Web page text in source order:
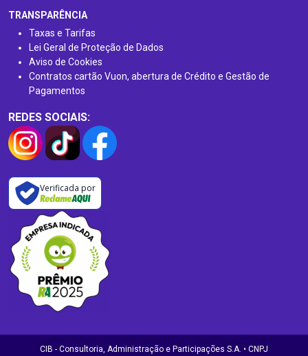
TRANSPARÊNCIA
Taxas e Tarifas
Lei Geral de Proteção de Dados
Aviso de Cookies
Contratos cartão Vuon, abertura de Crédito e Gestão de
Pagamentos
REDES SOCIAIS:
Verificada por
CIB - Consultoria, Administração e Participações S.A. • CNPJ